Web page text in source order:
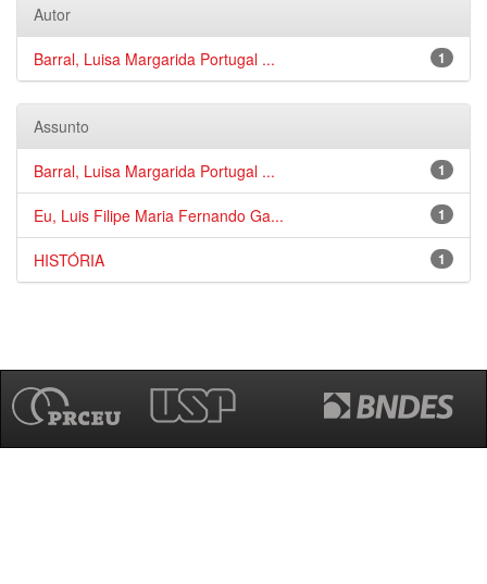
Autor
1
Barral, Luisa Margarida Portugal ...
Assunto
1
Barral, Luisa Margarida Portugal ...
1
Eu, Luis Filipe Maria Fernando Ga...
1
HISTÓRIA